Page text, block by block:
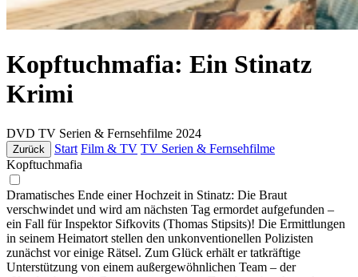
Kopftuchmafia: Ein Stinatz
Krimi
DVD TV Serien & Fernsehfilme 2024
Zurück Start Film & TV TV Serien & Fernsehfilme
Kopftuchmafia
Dramatisches Ende einer Hochzeit in Stinatz: Die Braut
verschwindet und wird am nächsten Tag ermordet aufgefunden –
ein Fall für Inspektor Sifkovits (Thomas Stipsits)! Die Ermittlungen
in seinem Heimatort stellen den unkonventionellen Polizisten
zunächst vor einige Rätsel. Zum Glück erhält er tatkräftige
Unterstützung von einem außergewöhnlichen Team – der